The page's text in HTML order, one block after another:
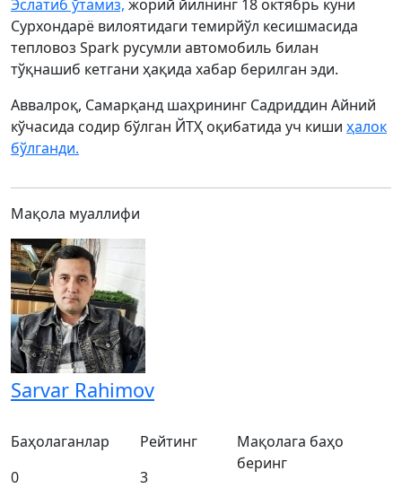
Эслатиб ўтамиз, жорий йилнинг 18 октябрь куни
Сурхондарё вилоятидаги темирйўл кесишмасида
тепловоз Spark русумли автомобиль билан
тўқнашиб кетгани ҳақида хабар берилган эди.
Аввалроқ, Самарқанд шаҳрининг Садриддин Айний
кўчасида содир бўлган ЙТҲ оқибатида уч киши ҳалок
бўлганди.
Мақола муаллифи
Sarvar Rahimov
Баҳолаганлар
0
Рейтинг
3
Мақолага баҳо
беринг